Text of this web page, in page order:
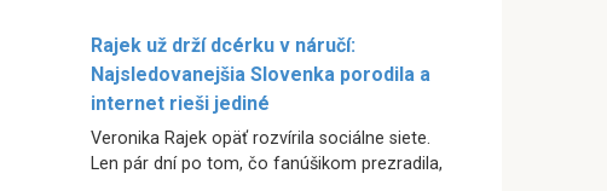
Rajek už drží dcérku v náručí:
Najsledovanejšia Slovenka porodila a
internet rieši jediné
Veronika Rajek opäť rozvírila sociálne siete.
Len pár dní po tom, čo fanúšikom prezradila,